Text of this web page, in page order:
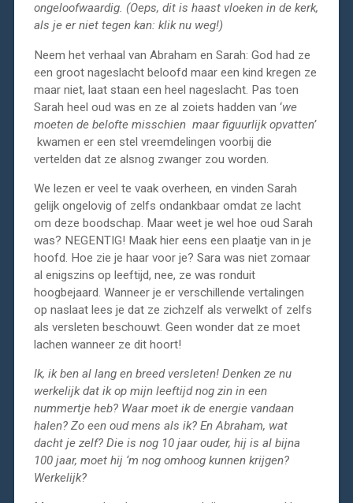
ongeloofwaardig. (Oeps, dit is haast vloeken in de kerk,
als je er niet tegen kan: klik nu weg!)
Neem het verhaal van Abraham en Sarah: God had ze
een groot nageslacht beloofd maar een kind kregen ze
maar niet, laat staan een heel nageslacht. Pas toen
Sarah heel oud was en ze al zoiets hadden van ‘we
moeten de belofte misschien maar figuurlijk opvatten’
kwamen er een stel vreemdelingen voorbij die
vertelden dat ze alsnog zwanger zou worden.
We lezen er veel te vaak overheen, en vinden Sarah
gelijk ongelovig of zelfs ondankbaar omdat ze lacht
om deze boodschap. Maar weet je wel hoe oud Sarah
was? NEGENTIG! Maak hier eens een plaatje van in je
hoofd. Hoe zie je haar voor je? Sara was niet zomaar
al enigszins op leeftijd, nee, ze was ronduit
hoogbejaard. Wanneer je er verschillende vertalingen
op naslaat lees je dat ze zichzelf als verwelkt of zelfs
als versleten beschouwt. Geen wonder dat ze moet
lachen wanneer ze dit hoort!
Ik, ik ben al lang en breed versleten! Denken ze nu
werkelijk dat ik op mijn leeftijd nog zin in een
nummertje heb? Waar moet ik de energie vandaan
halen? Zo een oud mens als ik? En Abraham, wat
dacht je zelf? Die is nog 10 jaar ouder, hij is al bijna
100 jaar, moet hij ‘m nog omhoog kunnen krijgen?
Werkelijk?